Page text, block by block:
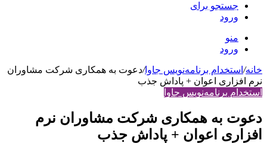
جستجو برای
ورود
منو
ورود
خانه/ استخدام برنامه‌نویس جاوا/دعوت به همکاری شرکت مشاوران
نرم افزاری اعوان + پاداش جذب
استخدام برنامه‌نویس جاوا
دعوت به همکاری شرکت مشاوران نرم
افزاری اعوان + پاداش جذب